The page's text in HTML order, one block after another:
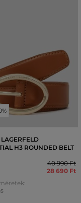
H3 ROUNDED BELT
40 990 Ft
28 690 Ft